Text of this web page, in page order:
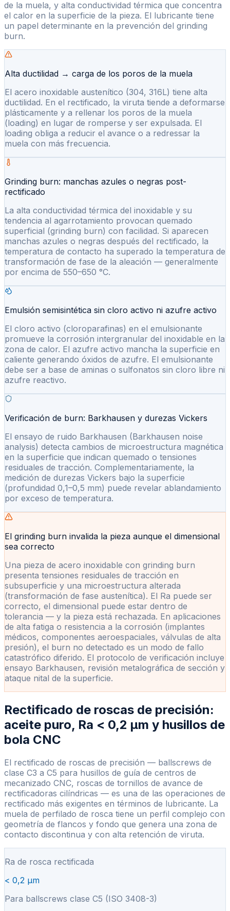
de la muela, y alta conductividad térmica que concentra
el calor en la superficie de la pieza. El lubricante tiene
un papel determinante en la prevención del grinding
burn.
Alta ductilidad → carga de los poros de la muela
El acero inoxidable austenítico (304, 316L) tiene alta
ductilidad. En el rectificado, la viruta tiende a deformarse
plásticamente y a rellenar los poros de la muela
(loading) en lugar de romperse y ser expulsada. El
loading obliga a reducir el avance o a redressar la
muela con más frecuencia.
Grinding burn: manchas azules o negras post-
rectificado
La alta conductividad térmica del inoxidable y su
tendencia al agarrotamiento provocan quemado
superficial (grinding burn) con facilidad. Si aparecen
manchas azules o negras después del rectificado, la
temperatura de contacto ha superado la temperatura de
transformación de fase de la aleación — generalmente
por encima de 550–650 °C.
Emulsión semisintética sin cloro activo ni azufre activo
El cloro activo (cloroparafinas) en el emulsionante
promueve la corrosión intergranular del inoxidable en la
zona de calor. El azufre activo mancha la superficie en
caliente generando óxidos de azufre. El emulsionante
debe ser a base de aminas o sulfonatos sin cloro libre ni
azufre reactivo.
Verificación de burn: Barkhausen y durezas Vickers
El ensayo de ruido Barkhausen (Barkhausen noise
analysis) detecta cambios de microestructura magnética
en la superficie que indican quemado o tensiones
residuales de tracción. Complementariamente, la
medición de durezas Vickers bajo la superficie
(profundidad 0,1–0,5 mm) puede revelar ablandamiento
por exceso de temperatura.
El grinding burn invalida la pieza aunque el dimensional
sea correcto
Una pieza de acero inoxidable con grinding burn
presenta tensiones residuales de tracción en
subsuperficie y una microestructura alterada
(transformación de fase austenítica). El Ra puede ser
correcto, el dimensional puede estar dentro de
tolerancia — y la pieza está rechazada. En aplicaciones
de alta fatiga o resistencia a la corrosión (implantes
médicos, componentes aeroespaciales, válvulas de alta
presión), el burn no detectado es un modo de fallo
catastrófico diferido. El protocolo de verificación incluye
ensayo Barkhausen, revisión metalográfica de sección y
ataque nital de la superficie.
Rectificado de roscas de precisión:
aceite puro, Ra < 0,2 µm y husillos de
bola CNC
El rectificado de roscas de precisión — ballscrews de
clase C3 a C5 para husillos de guía de centros de
mecanizado CNC, roscas de tornillos de avance de
rectificadoras cilíndricas — es una de las operaciones de
rectificado más exigentes en términos de lubricante. La
muela de perfilado de rosca tiene un perfil complejo con
geometría de flancos y fondo que genera una zona de
contacto discontinua y con alta retención de viruta.
Ra de rosca rectificada
< 0,2 µm
Para ballscrews clase C5 (ISO 3408-3)